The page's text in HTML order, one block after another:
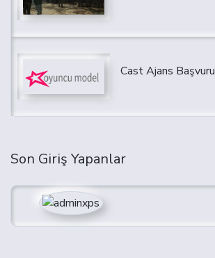
Cast Ajans Başvuru
Son Giriş Yapanlar